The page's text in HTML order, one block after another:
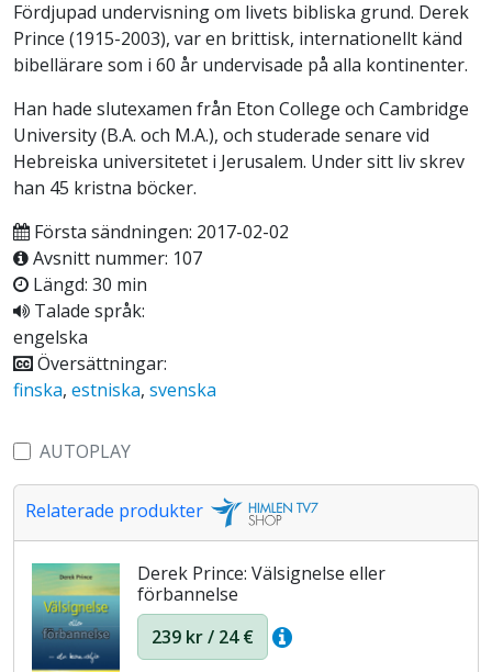
Fördjupad undervisning om livets bibliska grund. Derek
Prince (1915-2003), var en brittisk, internationellt känd
bibellärare som i 60 år undervisade på alla kontinenter.
Han hade slutexamen från Eton College och Cambridge
University (B.A. och M.A.), och studerade senare vid
Hebreiska universitetet i Jerusalem. Under sitt liv skrev
han 45 kristna böcker.
Första sändningen: 2017-02-02
Avsnitt nummer: 107
Längd: 30 min
Talade språk:
engelska
Översättningar:
finska, estniska, svenska
AUTOPLAY
Relaterade produkter
Derek Prince: Välsignelse eller
förbannelse
239 kr / 24 €